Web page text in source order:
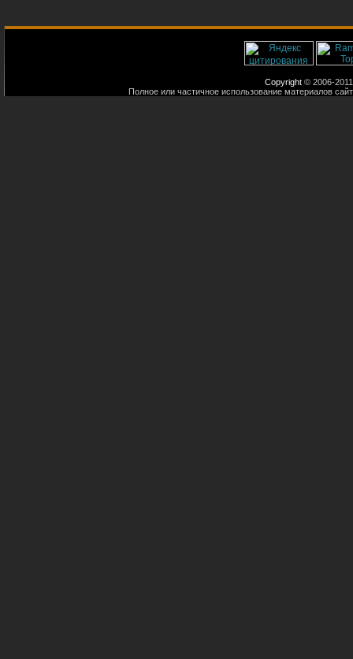
Copyright © 2006-
Полное или частичное использование материалов